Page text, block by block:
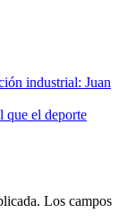
industrial: Juan
que el deporte
Los campos